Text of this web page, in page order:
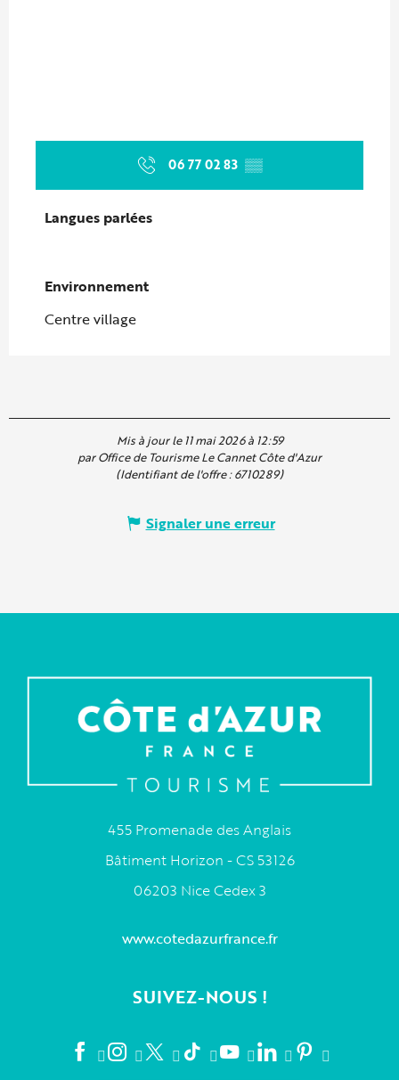
06 77 02 83 ▒▒
Langues parlées
Langues parlées
Environnement
Environnement
Centre village
Mis à jour le 11 mai 2026 à 12:59
par Office de Tourisme Le Cannet Côte d'Azur
(Identifiant de l'offre :6710289)
Signaler une erreur
455 Promenade des Anglais
Bâtiment Horizon - CS 53126
06203 Nice Cedex 3
www.cotedazurfrance.fr
SUIVEZ-NOUS !